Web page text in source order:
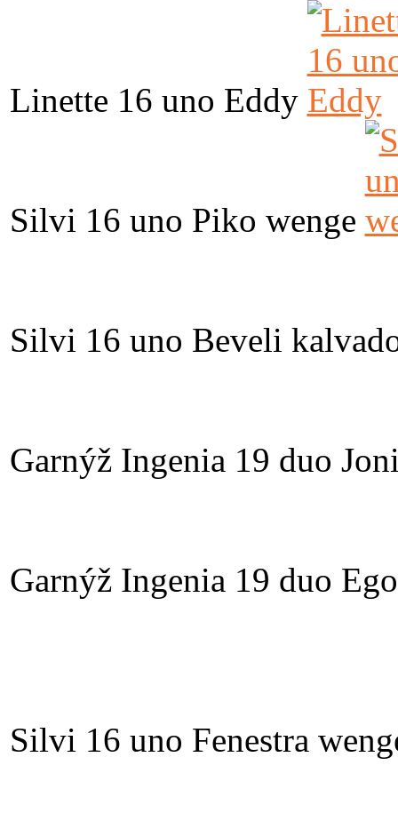
Linette 16 uno Eddy
Silvi 16 uno Piko wenge
Silvi 16 uno Beveli
Garnýž Ingenia 19 duo
Garnýž Ingenia 19 duo Ego
Silvi 16 uno Fenestra